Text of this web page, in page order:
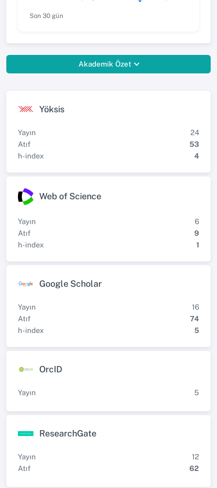
Son 30 gün
Akademik Özet
Yöksis
Yayın
24
Atıf
53
h-index
4
Web of Science
Yayın
6
Atıf
9
h-index
1
Google Scholar
Yayın
16
Atıf
74
h-index
5
OrcID
Yayın 5
ResearchGate
Yayın
12
Atıf
62